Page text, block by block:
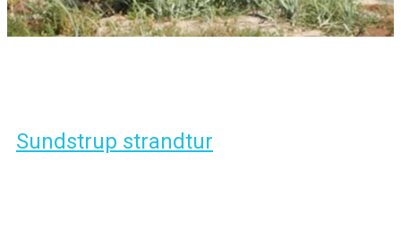
Sundstrup strandtur